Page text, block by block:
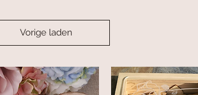
Vorige laden